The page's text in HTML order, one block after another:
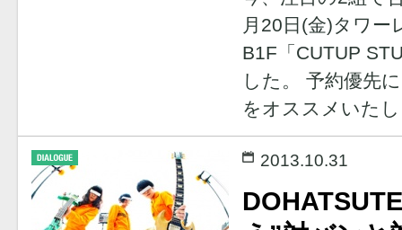
月20日(金)タワー
B1F「CUTUP
した。 予約優先
をオススメいた
2013.10.31